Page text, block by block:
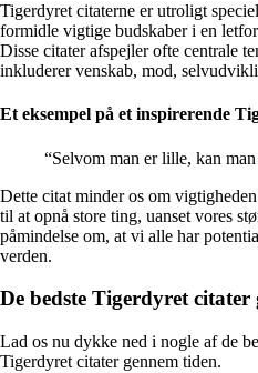
Tigerdyret citaterne er utroligt
formidle vigtige budskaber i en
Disse citater afspejler ofte centrale
inkluderer venskab, mod,
Et eksempel på et inspirerende
“Selvom man er lille, kan
Dette citat minder os om
til at opnå store ting, uanset vores
påmindelse om, at vi alle har
verden.
De bedste Tigerdyret citater
Lad os nu dykke ned i nogle af de
Tigerdyret citater gennem tiden.